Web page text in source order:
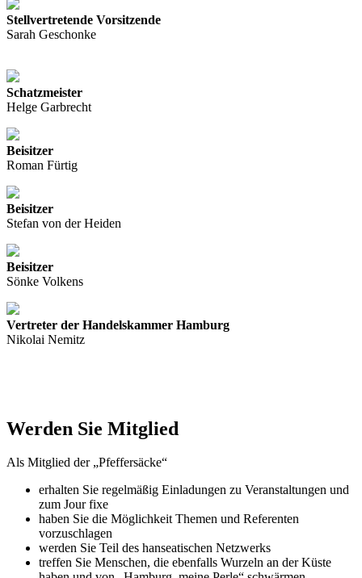
Stellvertretende Vorsitzende
Sarah Geschonke
Schatzmeister
Helge Garbrecht
Beisitzer
Roman Fürtig
Beisitzer
Stefan von der Heiden
Beisitzer
Sönke Volkens
Vertreter der Handelskammer Hamburg
Nikolai Nemitz
Werden Sie Mitglied
Als Mitglied der „Pfeffersäcke“
erhalten Sie regelmäßig Einladungen zu Veranstaltungen und
zum Jour fixe
haben Sie die Möglichkeit Themen und Referenten
vorzuschlagen
werden Sie Teil des hanseatischen Netzwerks
treffen Sie Menschen, die ebenfalls Wurzeln an der Küste